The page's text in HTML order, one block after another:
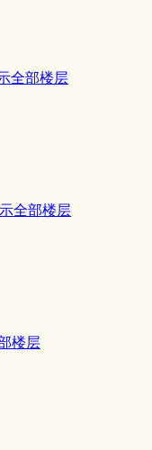
全部楼层
全部楼层
楼层